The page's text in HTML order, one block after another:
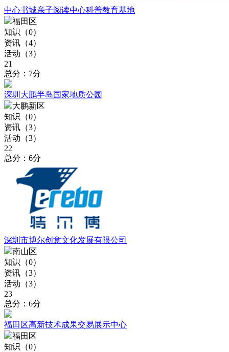
中心书城亲子阅读中心科普教育基地
福田区
知识（0）
资讯（4）
活动（3）
21
总分：7分
深圳大鹏半岛国家地质公园
大鹏新区
知识（0）
资讯（3）
活动（3）
22
总分：6分
深圳市博尔创意文化发展有限公司
南山区
知识（0）
资讯（3）
活动（3）
23
总分：6分
福田区高新技术成果交易展示中心
福田区
知识（0）